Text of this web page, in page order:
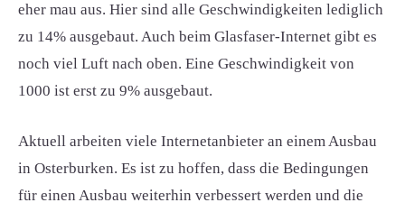
eher mau aus. Hier sind alle Geschwindigkeiten lediglich
zu 14% ausgebaut. Auch beim Glasfaser-Internet gibt es
noch viel Luft nach oben. Eine Geschwindigkeit von
1000 ist erst zu 9% ausgebaut.
Aktuell arbeiten viele Internetanbieter an einem Ausbau
in Osterburken. Es ist zu hoffen, dass die Bedingungen
für einen Ausbau weiterhin verbessert werden und die